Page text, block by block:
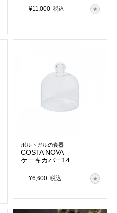
GRESPRESSO
ｰグレスプレッソｰ
LISBOA
ｰリスボンｰ
¥11,000 税込
ポルトガルの食器
COSTA NOVA
ケーキカバー14
¥6,600 税込